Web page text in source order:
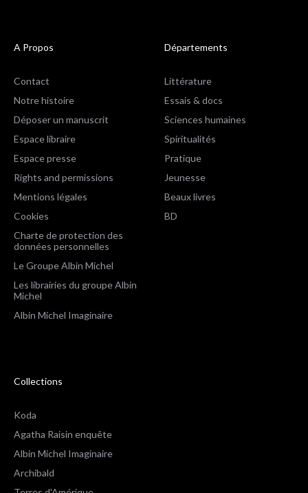
A Propos
Contact
Notre histoire
Déposer un manuscrit
Espace libraire
Espace presse
Rights and permissions
Mentions légales
Cookies
Charte de protection des
données personnelles
Le Groupe Albin Michel
Les librairies du groupe Albin
Michel
Albin Michel Imaginaire
Départements
Littérature
Essais & docs
Sciences humaines
Spiritualités
Pratique
Jeunesse
Beaux livres
BD
Collections
Koda
Agatha Raisin enquête
Albin Michel Imaginaire
Archibald